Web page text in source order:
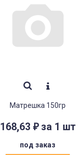
Матрешка 150гр
168,63 ₽за 1 шт
под заказ